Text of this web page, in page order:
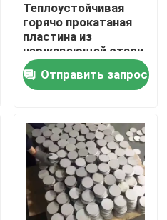
Теплоустойчивая
горячо прокатаная
пластина из
нержавеющей стали
класса 253MA /
S30815 с
поверхностью
Отправить запрос